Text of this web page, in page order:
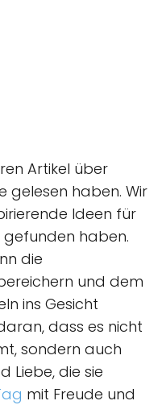
Artikel über
gelesen haben. Wir
Ideen für
haben.
die
und dem
ins Gesicht
dass es nicht
sondern auch
Liebe, die sie
mit Freude und